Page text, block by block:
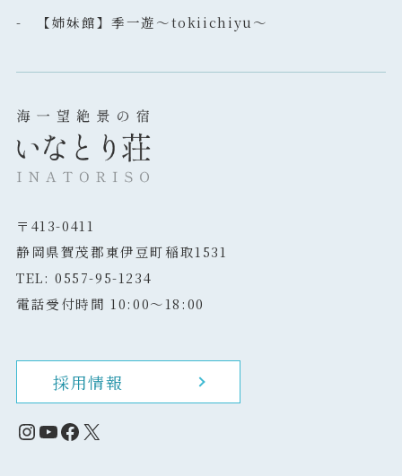
- 【姉妹館】季一遊～tokiichiyu～
〒413-0411
静岡県賀茂郡東伊豆町稲取1531
TEL: 0557-95-1234
電話受付時間 10:00～18:00
採用情報
Instagram
YouTube
Facebook
X